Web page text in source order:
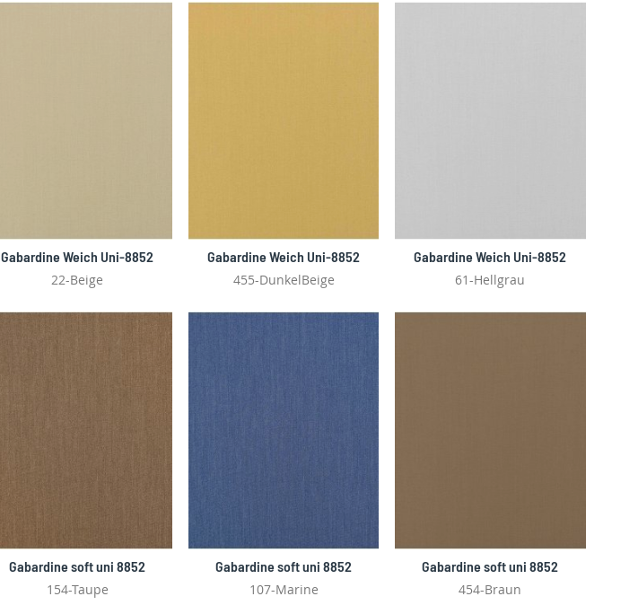
Gabardine Weich Uni-8852
22-Beige
Gabardine Weich Uni-8852
455-DunkelBeige
Gabardine Weich Uni-8852
61-Hellgrau
Gabardine soft uni 8852
154-Taupe
Gabardine soft uni 8852
107-Marine
Gabardine soft uni 8852
454-Braun